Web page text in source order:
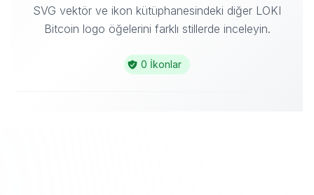
SVG vektör ve ikon kütüphanesindeki diğer LOKI
Bitcoin logo öğelerini farklı stillerde inceleyin.
0 İkonlar